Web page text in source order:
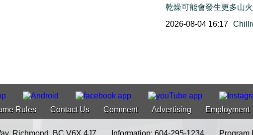
乾燥可能會發生更多山火
2026-08-04 16:17
Rules Contact Us Comment Advertising Employment
Richmond, BC V6X 4J7 Information: 604-295-1234 Program